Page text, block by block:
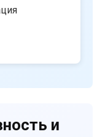
и